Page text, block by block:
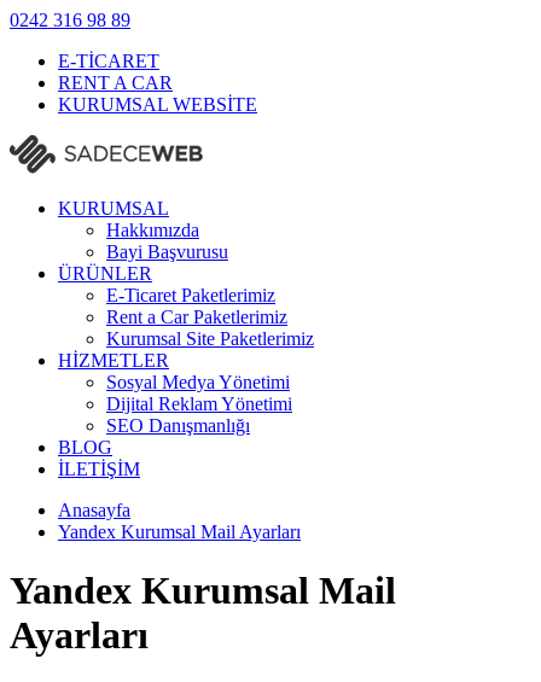
0242 316 98 89
E-TİCARET
RENT A CAR
KURUMSAL WEBSİTE
KURUMSAL
Hakkımızda
Bayi Başvurusu
ÜRÜNLER
E-Ticaret Paketlerimiz
Rent a Car Paketlerimiz
Kurumsal Site Paketlerimiz
HİZMETLER
Sosyal Medya Yönetimi
Dijital Reklam Yönetimi
SEO Danışmanlığı
BLOG
İLETİŞİM
Anasayfa
Yandex Kurumsal Mail Ayarları
Yandex Kurumsal Mail
Ayarları